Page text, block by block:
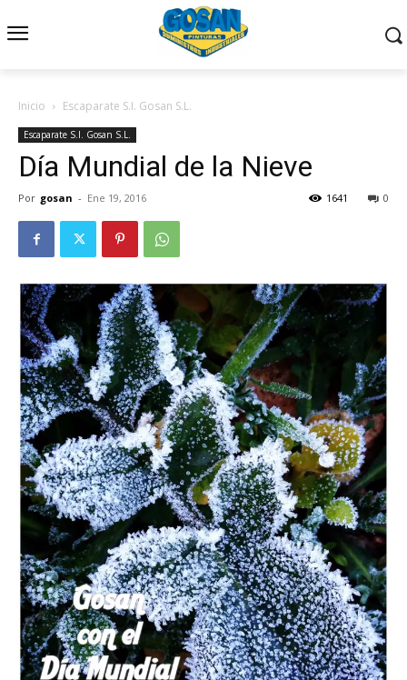
Inicio Escaparate S.I. Gosan S.L.
Escaparate S.I. Gosan S.L.
Día Mundial de la Nieve
Por gosan - Ene 19, 2016 0
1641